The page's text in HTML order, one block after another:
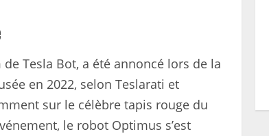
Tesla Bot, a été annoncé lors de la
en 2022, selon Teslarati et
sur le célèbre tapis rouge du
le robot Optimus s’est